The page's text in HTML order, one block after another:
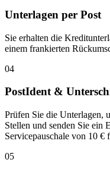
Unterlagen per Post
Sie erhalten die
einem frankierten
04
PostIdent &
Prüfen Sie die Unterlagen,
Stellen und senden Sie ein
Servicepauschale von 10 €
05